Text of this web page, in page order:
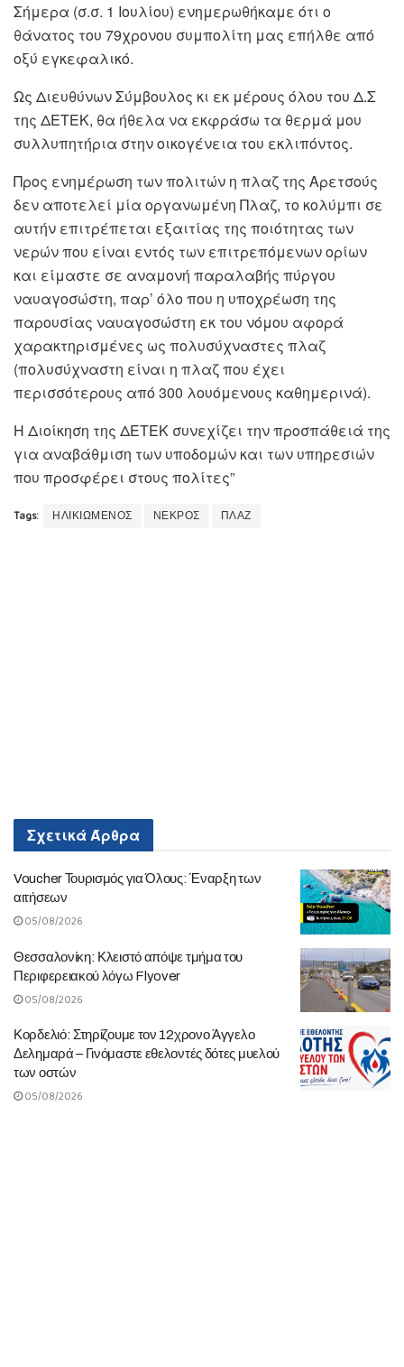
Σήμερα (σ.σ. 1 Ιουλίου) ενημερωθήκαμε ότι ο
θάνατος του 79χρονου συμπολίτη μας επήλθε από
οξύ εγκεφαλικό.
Ως Διευθύνων Σύμβουλος κι εκ μέρους όλου του Δ.Σ
της ΔΕΤΕΚ, θα ήθελα να εκφράσω τα θερμά μου
συλλυπητήρια στην οικογένεια του εκλιπόντος.
Προς ενημέρωση των πολιτών η πλαζ της Αρετσούς
δεν αποτελεί μία οργανωμένη Πλαζ, το κολύμπι σε
αυτήν επιτρέπεται εξαιτίας της ποιότητας των
νερών που είναι εντός των επιτρεπόμενων ορίων
και είμαστε σε αναμονή παραλαβής πύργου
ναυαγοσώστη, παρ’ όλο που η υποχρέωση της
παρουσίας ναυαγοσώστη εκ του νόμου αφορά
χαρακτηρισμένες ως πολυσύχναστες πλαζ
(πολυσύχναστη είναι η πλαζ που έχει
περισσότερους από 300 λουόμενους καθημερινά).
Η Διοίκηση της ΔΕΤΕΚ συνεχίζει την προσπάθειά της
για αναβάθμιση των υποδομών και των υπηρεσιών
που προσφέρει στους πολίτες”
Tags: ΗΛΙΚΙΩΜΕΝΟΣ ΝΕΚΡΟΣ ΠΛΑΖ
ΣχετικάΆρθρα
Voucher Τουρισμός για Όλους: Έναρξη των
αιτήσεων
05/08/2026
Θεσσαλονίκη: Κλειστό απόψε τμήμα του
Περιφερειακού λόγω Flyover
05/08/2026
Κορδελιό: Στηρίζουμε τον 12χρονο Άγγελο
Δελημαρά – Γινόμαστε εθελοντές δότες μυελού
των οστών
05/08/2026